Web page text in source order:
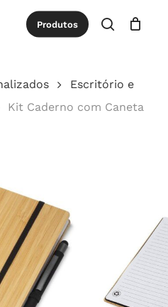
Produtos
procurar
Close
Escritório e
Kit Caderno com Caneta